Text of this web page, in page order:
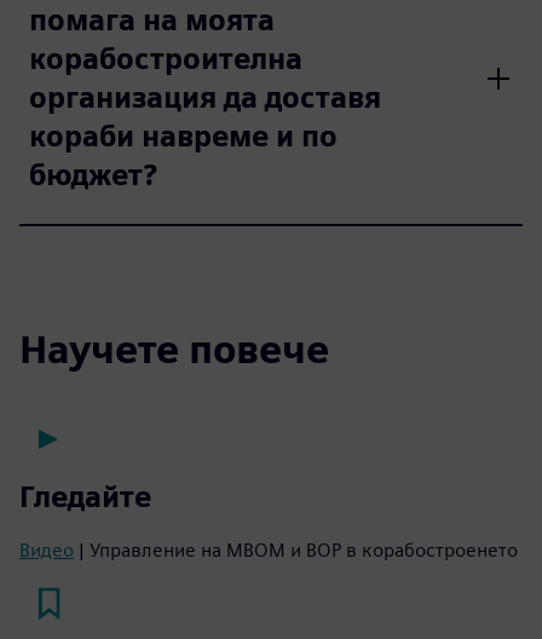
помага на моята
корабостроителна
организация да доставя
кораби навреме и по
бюджет?
Научете повече
Гледайте
Видео | Управление на MBOM и BOP в корабостроенето